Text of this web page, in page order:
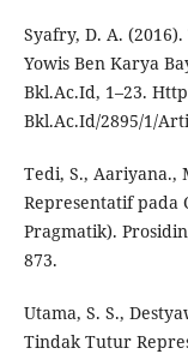
Syafry, D. A.
Yowis Ben Karya
Bkl.Ac.Id, 1–23.
Bkl.Ac.Id/2895/1/
Tedi, S., Aariyana.,
Representatif pada
Pragmatik).
873.
Utama, S. S.,
Tindak Tutur